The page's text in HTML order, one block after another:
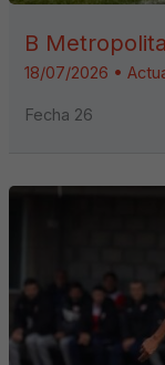
B
18/07/2026 •
Fecha 26